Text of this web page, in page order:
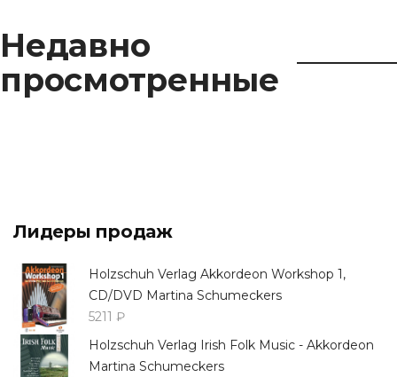
Недавно
просмотренные
Лидеры продаж
Holzschuh Verlag Akkordeon Workshop 1,
CD/DVD Martina Schumeckers
5211 ₽
Holzschuh Verlag Irish Folk Music - Akkordeon
Martina Schumeckers